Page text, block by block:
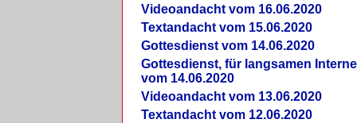
Videoandacht vom 16.06.2020
Textandacht vom 15.06.2020
Gottesdienst vom 14.06.2020
Gottesdienst, für langsamen
vom 14.06.2020
Videoandacht vom 13.06.2020
Textandacht vom 12.06.2020